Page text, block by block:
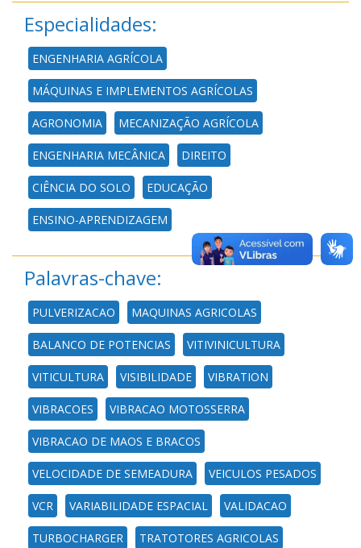
Especialidades:
ENGENHARIA AGRÍCOLA
MÁQUINAS E IMPLEMENTOS AGRÍCOLAS
AGRONOMIA MECANIZAÇÃO AGRÍCOLA
ENGENHARIA MECÂNICA DIREITO
CIÊNCIA DO SOLO EDUCAÇÃO
ENSINO-APRENDIZAGEM
Palavras-chave:
PULVERIZACAO MAQUINAS AGRICOLAS
BALANCO DE POTENCIAS VITIVINICULTURA
VITICULTURA VISIBILIDADE VIBRATION
VIBRACOES VIBRACAO MOTOSSERRA
VIBRACAO DE MAOS E BRACOS
VELOCIDADE DE SEMEADURA VEICULOS PESADOS
VCR VARIABILIDADE ESPACIAL VALIDACAO
TURBOCHARGER TRATOTORES AGRICOLAS